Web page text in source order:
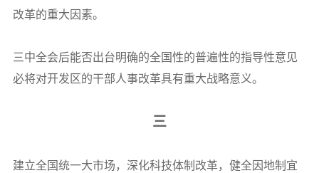
改革的重大因素。
三中全会后能否出台明确的全国性的普遍性的指导性意见
必将对开发区的干部人事改革具有重大战略意义。
三
建立全国统一大市场，深化科技体制改革，健全因地制宜